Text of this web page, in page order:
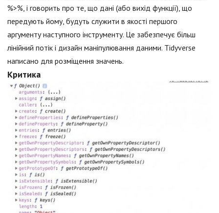
%>%, і говорить про те, що дані (або вихід функції), що
передують йому, будуть служити в якості першого
аргументу наступного інструменту. Це забезпечує більш
лінійний потік і дизайн маніпулювання даними. Tidyverse
написано для розміщення значень.
Критика